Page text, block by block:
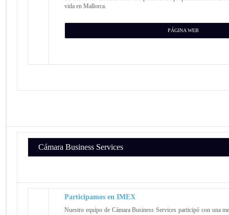
vida en Mallorca.
PÁGINA WEB
Cámara Business Services
Participamos en IMEX
Nuestro equipo de Cámara Business Services participó con una